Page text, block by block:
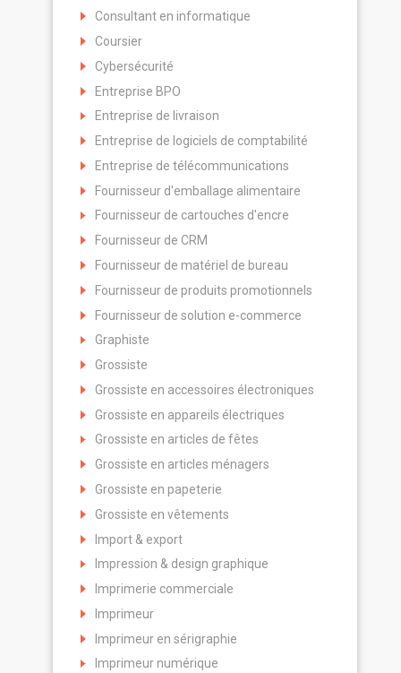
Consultant en informatique
Coursier
Cybersécurité
Entreprise BPO
Entreprise de livraison
Entreprise de logiciels de comptabilité
Entreprise de télécommunications
Fournisseur d'emballage alimentaire
Fournisseur de cartouches d'encre
Fournisseur de CRM
Fournisseur de matériel de bureau
Fournisseur de produits promotionnels
Fournisseur de solution e-commerce
Graphiste
Grossiste
Grossiste en accessoires électroniques
Grossiste en appareils électriques
Grossiste en articles de fêtes
Grossiste en articles ménagers
Grossiste en papeterie
Grossiste en vêtements
Import & export
Impression & design graphique
Imprimerie commerciale
Imprimeur
Imprimeur en sérigraphie
Imprimeur numérique